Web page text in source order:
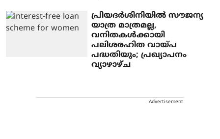
പ്രിയദര്‍ശിനിയില്‍ സൗജന്യ
യാത്ര മാത്രമല്ല,
വനിതകള്‍ക്കായി
പലിശരഹിത വായ്പ
പദ്ധതിയും; പ്രഖ്യാപനം
വ്യാഴാഴ്ച
Advertisement